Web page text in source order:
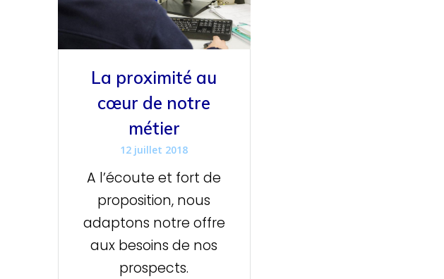
La proximité au
cœur de notre
métier
12 juillet 2018
A l’écoute et fort de
proposition, nous
adaptons notre offre
aux besoins de nos
prospects.